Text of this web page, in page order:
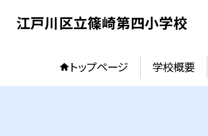
江戸川区立篠崎第四小学校
トップページ 学校概要